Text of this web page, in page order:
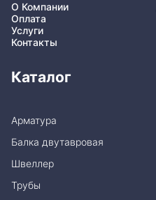
О Компании
Оплата
Услуги
Контакты
Каталог
Арматура
Балка двутавровая
Швеллер
Трубы